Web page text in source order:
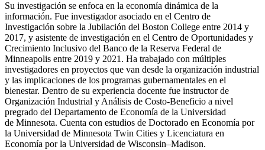
Su investigación se enfoca en la economía dinámica de la
información. Fue investigador asociado en el Centro de
Investigación sobre la Jubilación del Boston College entre 2014 y
2017, y asistente de investigación en el Centro de Oportunidades y
Crecimiento Inclusivo del Banco de la Reserva Federal de
Minneapolis entre 2019 y 2021. Ha trabajado con múltiples
investigadores en proyectos que van desde la organización industrial
y las implicaciones de los programas gubernamentales en el
bienestar. Dentro de su experiencia docente fue instructor de
Organización Industrial y Análisis de Costo-Beneficio a nivel
pregrado del Departamento de Economía de la Universidad
de Minnesota. Cuenta con estudios de Doctorado en Economía por
la Universidad de Minnesota Twin Cities y Licenciatura en
Economía por la Universidad de Wisconsin–Madison.